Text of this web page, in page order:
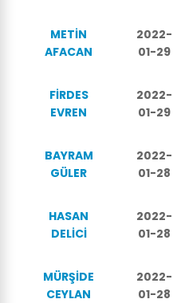
METİN
AFACAN
2022-
01-29
FİRDES
EVREN
2022-
01-29
BAYRAM
GÜLER
2022-
01-28
HASAN
DELİCİ
2022-
01-28
MÜRŞİDE
CEYLAN
2022-
01-28